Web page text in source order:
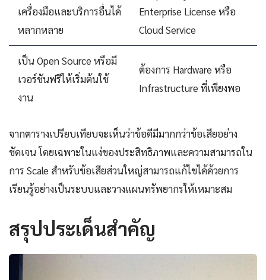
เครื่องมือและบริการอื่นได้
หลากหลาย
Enterprise License หรือ
Cloud Service
เป็น Open Source หรือมี
เวอร์ชันฟรีให้เริ่มต้นใช้
งาน
ต้องการ Hardware หรือ
Infrastructure ที่เพียงพอ
จากตารางเปรียบเทียบจะเห็นว่าข้อดีมีมากกว่าข้อเสียอย่าง
ชัดเจน โดยเฉพาะในแง่ของประสิทธิภาพและความสามารถใน
การ Scale สำหรับข้อเสียส่วนใหญ่สามารถแก้ไขได้ด้วยการ
เรียนรู้อย่างเป็นระบบและวางแผนทรัพยากรให้เหมาะสม
สรุปประเด็นสำคัญ